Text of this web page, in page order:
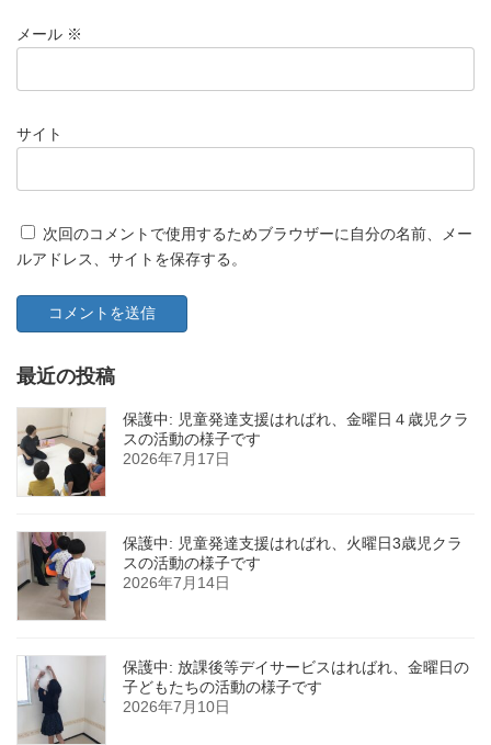
メール ※
サイト
次回のコメントで使用するためブラウザーに自分の名前、メー
ルアドレス、サイトを保存する。
最近の投稿
保護中: 児童発達支援はればれ、金曜日４歳児クラ
スの活動の様子です
2026年7月17日
保護中: 児童発達支援はればれ、火曜日3歳児クラ
スの活動の様子です
2026年7月14日
保護中: 放課後等デイサービスはればれ、金曜日の
子どもたちの活動の様子です
2026年7月10日